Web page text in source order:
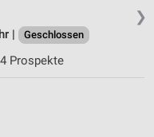
❯
|
Geschlossen
Prospekte